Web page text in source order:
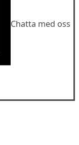
Chatta med oss